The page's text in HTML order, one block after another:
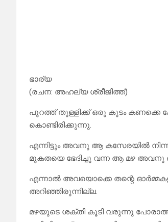
ഭാര്യ
(രചന: അഹല്യ ശ്രീജിത്ത്)
പുറത്ത് തുള്ളിക്ക് ഒരു കുടം കണക്കെ
കൊണ്ടിരിക്കുന്നു.
എന്നിട്ടും അവനു ആ കസേരയിൽ
മുകതയെ ഭേദിച്ചു വന്ന ആ മഴ
എന്നാൽ അവയൊക്കെ തന്റെ
അറിഞ്ഞിരുന്നില്ല.
മഴയുടെ ശക്തി കൂടി വരുന്നു